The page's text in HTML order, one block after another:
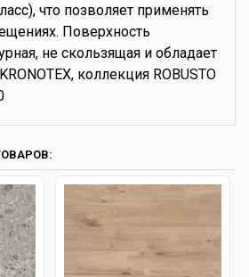
что позволяет применять
Поверхность
не скользящая и обладает
коллекция ROBUSTO